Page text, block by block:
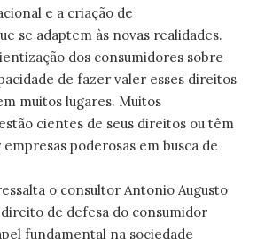
e a criação de
se adaptem às novas realidades.
dos consumidores sobre
de fazer valer esses direitos
muitos lugares. Muitos
cientes de seus direitos ou têm
poderosas em busca de
o consultor Antonio Augusto
direito de defesa do consumidor
fundamental na sociedade